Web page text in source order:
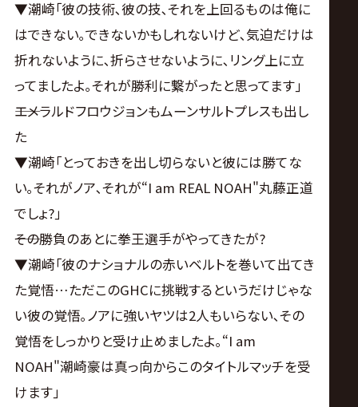
▼潮崎｢彼の技術､彼の技､それを上回るものは俺に
はできない｡できないかもしれないけど､気迫だけは
折れないように､折らさせないように､リング上に立
ってましたよ｡それが勝利に繋がったと思ってます｣
――エメラルドフロウジョンもムーンサルトプレスも出し
た
▼潮崎｢とっておきを出し切らないと彼には勝てな
い｡それがノア､それが“I am REAL NOAH"丸藤正道
でしょ?｣
――その勝負のあとに拳王選手がやってきたが?
▼潮崎｢彼のナショナルの赤いベルトを巻いて出てき
た覚悟…ただこのGHCに挑戦するというだけじゃな
い彼の覚悟｡ノアに強いヤツは2人もいらない､その
覚悟をしっかりと受け止めましたよ｡“I am
NOAH"潮崎豪は真っ向からこのタイトルマッチを受
けます｣